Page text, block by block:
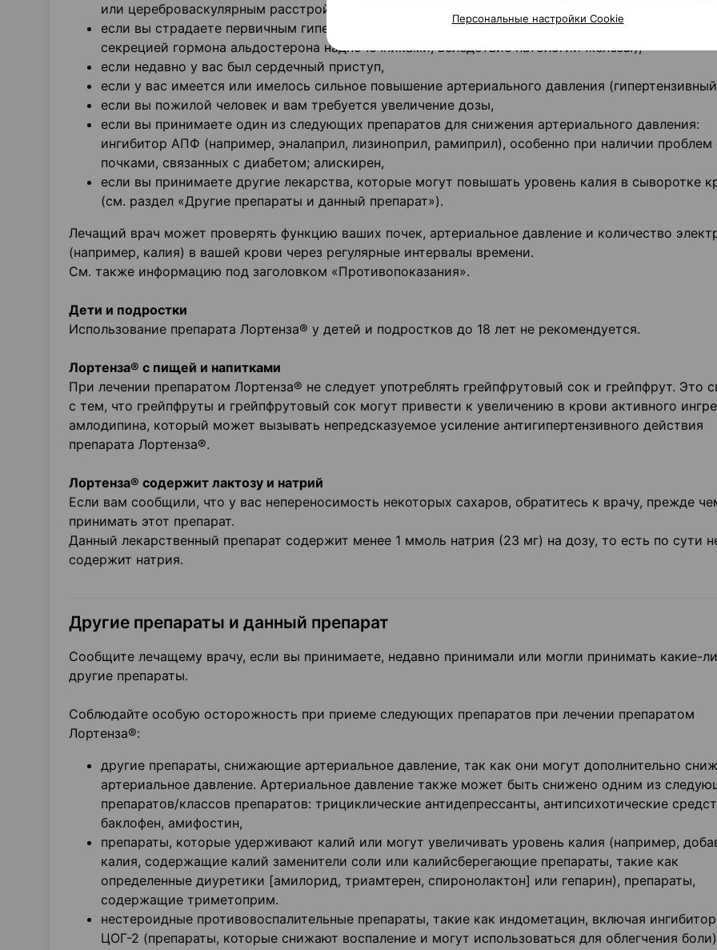
или цереброваскулярным расстройством (вызванным снижением кровотока в мозге),
если вы страдаете первичным гиперальдостеронизмом (синдром, связанный с повышенной
секрецией гормона альдостерона надпочечниками, вследствие патологии железы),
если недавно у вас был сердечный приступ,
если у вас имеется или имелось сильное повышение артериального давления
если вы пожилой человек и вам требуется увеличение дозы,
если вы принимаете один из следующих препаратов для снижения артериального давления:
ингибитор АПФ (например, эналаприл, лизиноприл, рамиприл), особенно при наличии проблем
почками, связанных с диабетом; алискирен,
если вы принимаете другие лекарства, которые могут повышать уровень калия в сыворотке
(см. раздел «Другие препараты и данный препарат»).
Лечащий врач может проверять функцию ваших почек, артериальное давление и количество
(например, калия) в вашей крови через регулярные интервалы времени.
См. также информацию под заголовком «Противопоказания».
Дети и подростки
Использование препарата Лортенза® у детей и подростков до 18 лет не рекомендуется.
Лортенза® с пищей и напитками
При лечении препаратом Лортенза® не следует употреблять грейпфрутовый сок и грейпфрут. Это
с тем, что грейпфруты и грейпфрутовый сок могут привести к увеличению в крови активного
амлодипина, который может вызывать непредсказуемое усиление антигипертензивного действия
препарата Лортенза®.
Лортенза® содержит лактозу и натрий
Если вам сообщили, что у вас непереносимость некоторых сахаров, обратитесь к врачу, прежде
принимать этот препарат.
Данный лекарственный препарат содержит менее 1 ммоль натрия (23 мг) на дозу, то есть по сути
содержит натрия.
Другие препараты и данный препарат
Сообщите лечащему врачу, если вы принимаете, недавно принимали или могли принимать какие-
другие препараты.
Соблюдайте особую осторожность при приеме следующих препаратов при лечении препаратом
Лортенза®:
другие препараты, снижающие артериальное давление, так как они могут дополнительно
артериальное давление. Артериальное давление также может быть снижено одним из
препаратов/классов препаратов: трициклические антидепрессанты, антипсихотические
баклофен, амифостин,
препараты, которые удерживают калий или могут увеличивать уровень калия (например,
калия, содержащие калий заменители соли или калийсберегающие препараты, такие как
определенные диуретики [амилорид, триамтерен, спиронолактон] или гепарин), препараты,
содержащие триметоприм.
нестероидные противовоспалительные препараты, такие как индометацин, включая
ЦОГ-2 (препараты, которые снижают воспаление и могут использоваться для облегчения
Персональные настройки Cookie